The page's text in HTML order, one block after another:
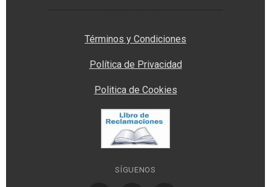
Términos y Condiciones
Política de Privacidad
Politica de Cookies
SÍGUENOS